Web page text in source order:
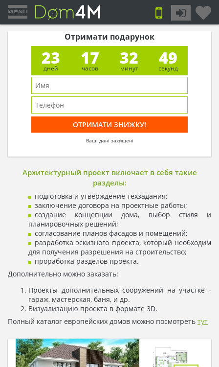
Отримати подарунок
23
дней
17
часов
32
минут
48
секунд
Ваші дані захищені
Архитектурный проект включает в себя такие
разделы:
подготовка и утверждение техзадания;
заключение договора на проектные работы;
создание концепции дома, выбор стиля и
планировочных решений;
согласование планов фасадов и помещений;
разработка эскизного проекта, который необходим
для получения разрешения на строительство;
проработка разделов проекта.
Дополнительно можно заказать:
Проекты дополнительных сооружений на участке -
гараж, мастерская, баня, и др.
Визуализацию проекта в формате 3D.
Полный каталог европейских домов можно посмотреть тут